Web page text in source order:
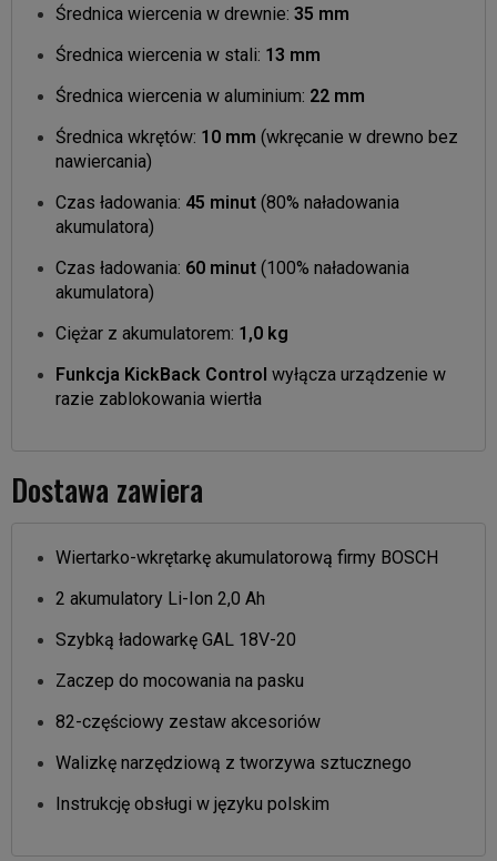
Średnica wiercenia w drewnie: 35 mm
Średnica wiercenia w stali: 13 mm
Średnica wiercenia w aluminium: 22 mm
Średnica wkrętów: 10 mm (wkręcanie w drewno bez
nawiercania)
Czas ładowania: 45 minut (80% naładowania
akumulatora)
Czas ładowania: 60 minut (100% naładowania
akumulatora)
Ciężar z akumulatorem: 1,0 kg
Funkcja KickBack Control wyłącza urządzenie w
razie zablokowania wiertła
Dostawa zawiera
Wiertarko-wkrętarkę akumulatorową firmy BOSCH
2 akumulatory Li-Ion 2,0 Ah
Szybką ładowarkę GAL 18V-20
Zaczep do mocowania na pasku
82-częściowy zestaw akcesoriów
Walizkę narzędziową z tworzywa sztucznego
Instrukcję obsługi w języku polskim